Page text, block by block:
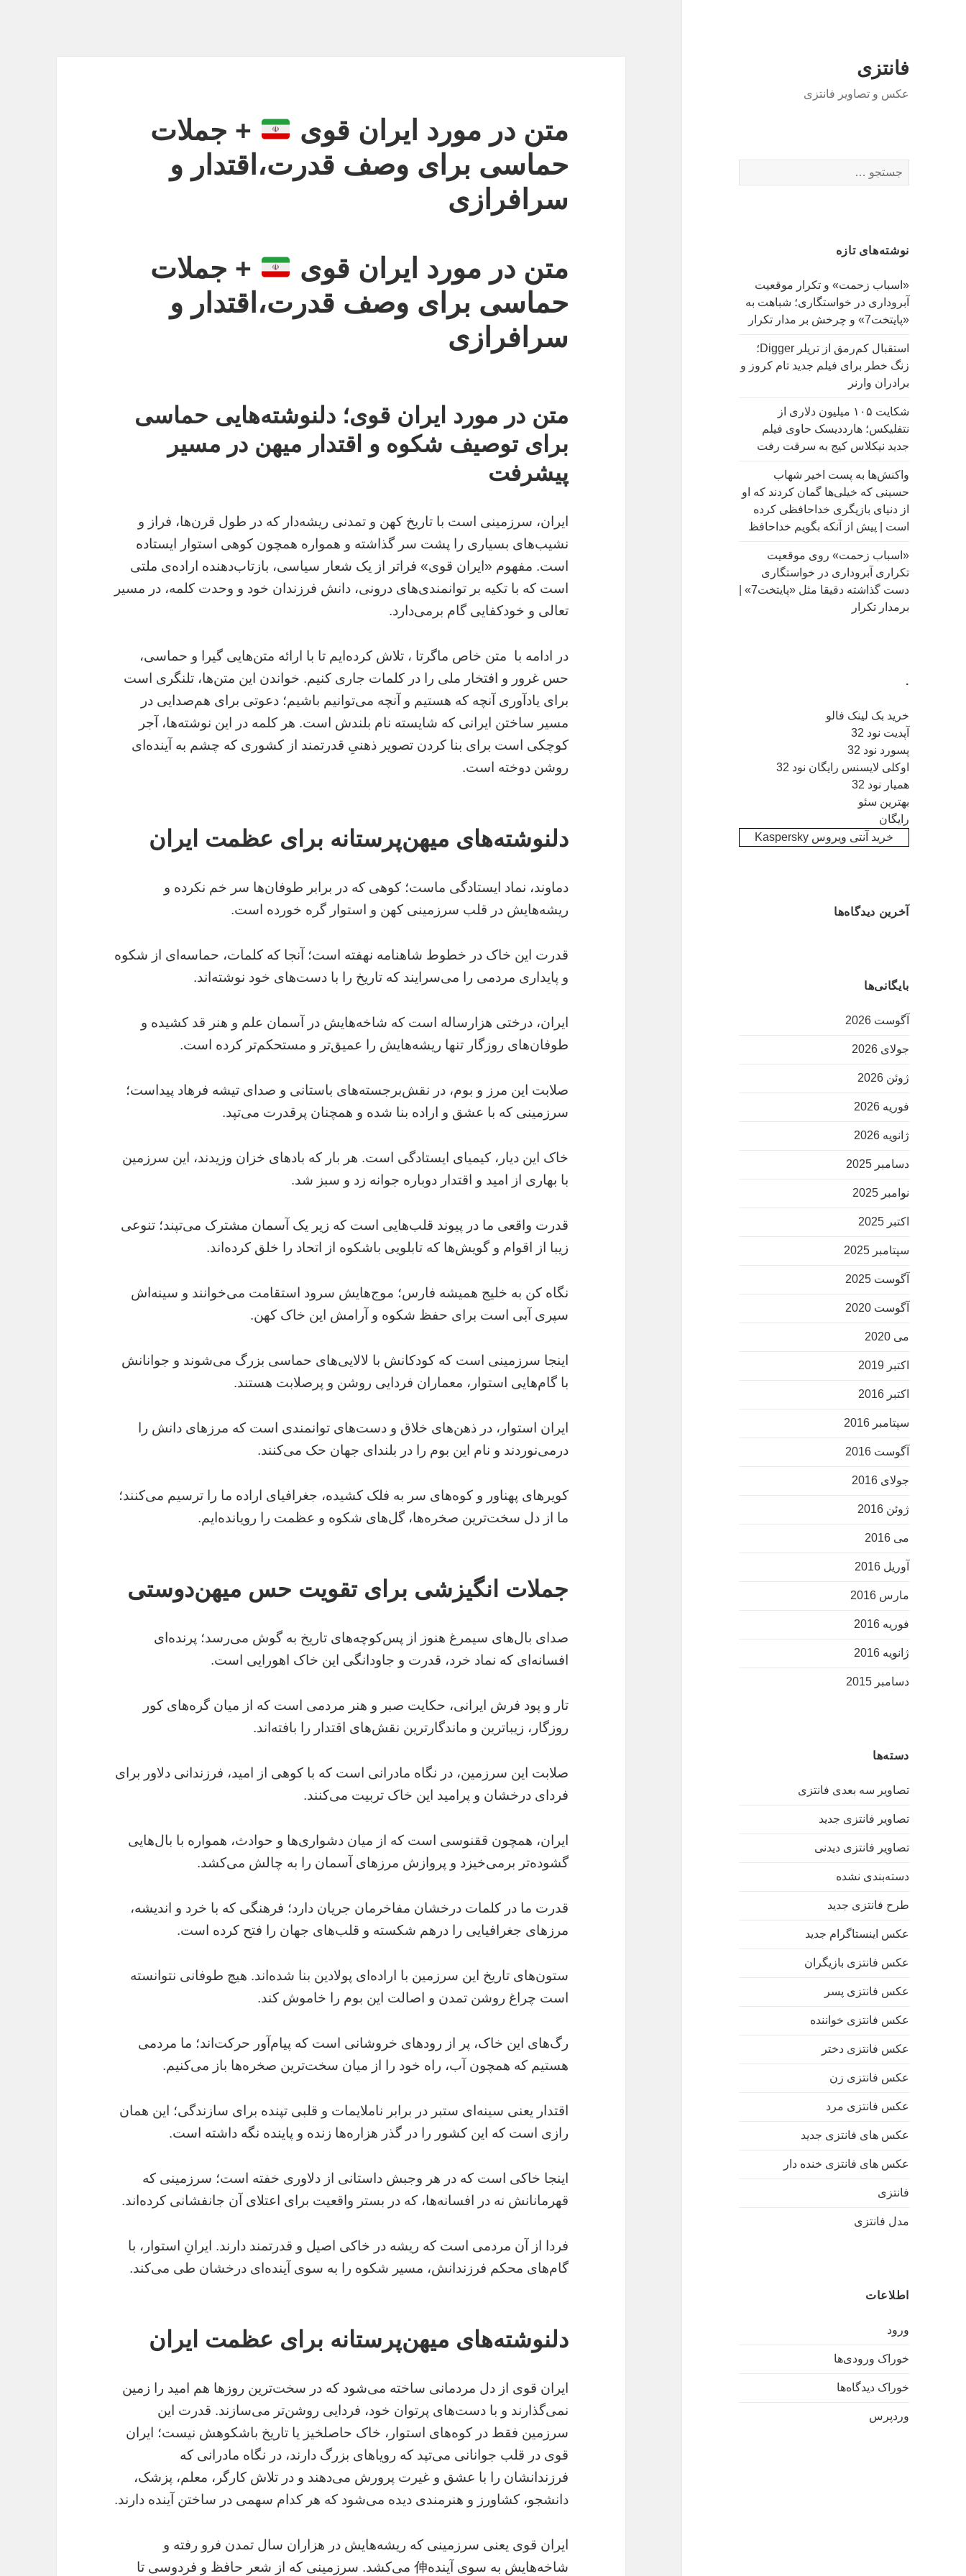
فانتزی
عکس و تصاویر فانتزی
س
ب
ا
ی
:
نوشته‌های تازه
«اسباب زحمت» و تکرار موقعیت
آبروداری در خواستگاری؛ شباهت به
«پایتخت7» و چرخش بر مدار تکرار
استقبال کم‌رمق از تریلر Digger؛
زنگ خطر برای فیلم جدید تام کروز و
برادران وارنر
شکایت ۱۰۵ میلیون دلاری از
نتفلیکس؛ هارددیسک حاوی فیلم
جدید نیکلاس کیج به سرقت رفت
واکنش‌ها به پست اخیر شهاب
حسینی که خیلی‌ها گمان کردند که او
از دنیای بازیگری خداحافظی کرده
است | پیش از آنکه بگویم خداحافظ
«اسباب زحمت» روی موقعیت
تکراری آبروداری در خواستگاری
دست گذاشته دقیقا مثل «پایتخت7» |
برمدار تکرار
.
خرید بک لینک فالو
آپدیت نود 32
پسورد نود 32
اوکلی لایسنس رایگان نود 32
همیار نود 32
بهترین سئو
رایگان
خرید آنتی ویروس Kaspersky
آخرین دیدگاه‌ها
بایگانی‌ها
آگوست 2026
جولای 2026
ژوئن 2026
فوریه 2026
ژانویه 2026
دسامبر 2025
نوامبر 2025
اکتبر 2025
سپتامبر 2025
آگوست 2025
آگوست 2020
می 2020
اکتبر 2019
اکتبر 2016
سپتامبر 2016
آگوست 2016
جولای 2016
ژوئن 2016
می 2016
آوریل 2016
مارس 2016
فوریه 2016
ژانویه 2016
دسامبر 2015
دسته‌ها
تصاویر سه بعدی فانتزی
تصاویر فانتزی جدید
تصاویر فانتزی دیدنی
دسته‌بندی نشده
طرح فانتزی جدید
عکس اینستاگرام جدید
عکس فانتزی بازیگران
عکس فانتزی پسر
عکس فانتزی خواننده
عکس فانتزی دختر
عکس فانتزی زن
عکس فانتزی مرد
عکس های فانتزی جدید
عکس های فانتزی خنده دار
فانتزی
مدل فانتزی
اطلاعات
ورود
خوراک ورودی‌ها
خوراک دیدگاه‌ها
وردپرس
متن در مورد ایران قوی
+ جملات
حماسی برای وصف قدرت،اقتدار و
سرافرازی
متن در مورد ایران قوی
+ جملات
حماسی برای وصف قدرت،اقتدار و
سرافرازی
متن در مورد ایران قوی؛ دلنوشته‌هایی حماسی
برای توصیف شکوه و اقتدار میهن در مسیر
پیشرفت
ایران، سرزمینی است با تاریخ کهن و تمدنی ریشه‌دار که در طول قرن‌ها، فراز و
نشیب‌های بسیاری را پشت سر گذاشته و همواره همچون کوهی استوار ایستاده
است. مفهوم «ایران قوی» فراتر از یک شعار سیاسی، بازتاب‌دهنده اراده‌ی ملتی
است که با تکیه بر توانمندی‌های درونی، دانش فرزندان خود و وحدت کلمه، در مسیر
تعالی و خودکفایی گام برمی‌دارد.
در ادامه با متن خاص ماگرتا ، تلاش کرده‌ایم تا با ارائه متن‌هایی گیرا و حماسی،
حس غرور و افتخار ملی را در کلمات جاری کنیم. خواندن این متن‌ها، تلنگری است
برای یادآوری آنچه که هستیم و آنچه می‌توانیم باشیم؛ دعوتی برای هم‌صدایی در
مسیر ساختن ایرانی که شایسته نام بلندش است. هر کلمه در این نوشته‌ها، آجر
کوچکی است برای بنا کردن تصویر ذهنیِ قدرتمند از کشوری که چشم به آینده‌ای
روشن دوخته است.
دلنوشته‌های میهن‌پرستانه برای عظمت ایران
دماوند، نماد ایستادگی ماست؛ کوهی که در برابر طوفان‌ها سر خم نکرده و
ریشه‌هایش در قلب سرزمینی کهن و استوار گره خورده است.
قدرت این خاک در خطوط شاهنامه نهفته است؛ آنجا که کلمات، حماسه‌ای از شکوه
و پایداری مردمی را می‌سرایند که تاریخ را با دست‌های خود نوشته‌اند.
ایران، درختی هزار‌ساله است که شاخه‌هایش در آسمان علم و هنر قد کشیده و
طوفان‌های روزگار تنها ریشه‌هایش را عمیق‌تر و مستحکم‌تر کرده است.
صلابت این مرز و بوم، در نقش‌برجسته‌های باستانی و صدای تیشه فرهاد پیداست؛
سرزمینی که با عشق و اراده بنا شده و همچنان پرقدرت می‌تپد.
خاک این دیار، کیمیای ایستادگی است. هر بار که بادهای خزان وزیدند، این سرزمین
با بهاری از امید و اقتدار دوباره جوانه زد و سبز شد.
قدرت واقعی ما در پیوند قلب‌هایی است که زیر یک آسمان مشترک می‌تپند؛ تنوعی
زیبا از اقوام و گویش‌ها که تابلویی باشکوه از اتحاد را خلق کرده‌اند.
نگاه کن به خلیج همیشه فارس؛ موج‌هایش سرود استقامت می‌خوانند و سینه‌اش
سپری آبی است برای حفظ شکوه و آرامش این خاک کهن.
اینجا سرزمینی است که کودکانش با لالایی‌های حماسی بزرگ می‌شوند و جوانانش
با گام‌هایی استوار، معماران فردایی روشن و پرصلابت هستند.
ایران استوار، در ذهن‌های خلاق و دست‌های توانمندی است که مرزهای دانش را
درمی‌نوردند و نام این بوم را در بلندای جهان حک می‌کنند.
کویرهای پهناور و کوه‌های سر به فلک کشیده، جغرافیای اراده ما را ترسیم می‌کنند؛
ما از دل سخت‌ترین صخره‌ها، گل‌های شکوه و عظمت را رویانده‌ایم.
جملات انگیزشی برای تقویت حس میهن‌دوستی
صدای بال‌های سیمرغ هنوز از پس‌کوچه‌های تاریخ به گوش می‌رسد؛ پرنده‌ای
افسانه‌ای که نماد خرد، قدرت و جاودانگی این خاک اهورایی است.
تار و پود فرش ایرانی، حکایت صبر و هنر مردمی است که از میان گره‌های کور
روزگار، زیباترین و ماندگارترین نقش‌های اقتدار را بافته‌اند.
صلابت این سرزمین، در نگاه مادرانی است که با کوهی از امید، فرزندانی دلاور برای
فردای درخشان و پرامید این خاک تربیت می‌کنند.
ایران، همچون ققنوسی است که از میان دشواری‌ها و حوادث، همواره با بال‌هایی
گشوده‌تر برمی‌خیزد و پروازش مرزهای آسمان را به چالش می‌کشد.
قدرت ما در کلمات درخشان مفاخرمان جریان دارد؛ فرهنگی که با خرد و اندیشه،
مرزهای جغرافیایی را درهم شکسته و قلب‌های جهان را فتح کرده است.
ستون‌های تاریخ این سرزمین با اراده‌ای پولادین بنا شده‌اند. هیچ طوفانی نتوانسته
است چراغ روشن تمدن و اصالت این بوم را خاموش کند.
رگ‌های این خاک، پر از رودهای خروشانی است که پیام‌آور حرکت‌اند؛ ما مردمی
هستیم که همچون آب، راه خود را از میان سخت‌ترین صخره‌ها باز می‌کنیم.
اقتدار یعنی سینه‌ای ستبر در برابر ناملایمات و قلبی تپنده برای سازندگی؛ این همان
رازی است که این کشور را در گذر هزاره‌ها زنده و پاینده نگه داشته است.
اینجا خاکی است که در هر وجبش داستانی از دلاوری خفته است؛ سرزمینی که
قهرمانانش نه در افسانه‌ها، که در بستر واقعیت برای اعتلای آن جانفشانی کرده‌اند.
فردا از آن مردمی است که ریشه در خاکی اصیل و قدرتمند دارند. ایرانِ استوار، با
گام‌های محکم فرزندانش، مسیر شکوه را به سوی آینده‌ای درخشان طی می‌کند.
دلنوشته‌های میهن‌پرستانه برای عظمت ایران
ایران قوی از دل مردمانی ساخته می‌شود که در سخت‌ترین روزها هم امید را زمین
نمی‌گذارند و با دست‌های پرتوان خود، فردایی روشن‌تر می‌سازند. قدرت این
سرزمین فقط در کوه‌های استوار، خاک حاصلخیز یا تاریخ باشکوهش نیست؛ ایران
قوی در قلب جوانانی می‌تپد که رویاهای بزرگ دارند، در نگاه مادرانی که
فرزندانشان را با عشق و غیرت پرورش می‌دهند و در تلاش کارگر، معلم، پزشک،
دانشجو، کشاورز و هنرمندی دیده می‌شود که هر کدام سهمی در ساختن آینده دارند.
ایران قوی یعنی سرزمینی که ریشه‌هایش در هزاران سال تمدن فرو رفته و
شاخه‌هایش به سوی آینده伸 می‌کشد. سرزمینی که از شعر حافظ و فردوسی تا